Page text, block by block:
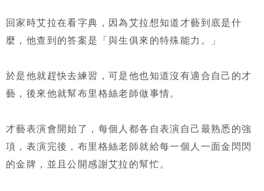
回家時艾拉在看字典，因為艾拉想知道才藝到底是什
麼，他查到的答案是「與生俱來的特殊能力。」
於是他就趕快去練習，可是他也知道沒有適合自己的才
藝，後來他就幫布里格絲老師做事情。
才藝表演會開始了，每個人都各自表演自己最熟悉的強
項，表演完後，布里格絲老師就給每一個人一面金閃閃
的金牌，並且公開感謝艾拉的幫忙。